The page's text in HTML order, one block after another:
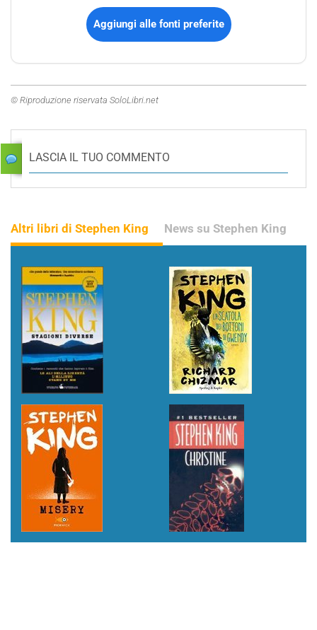
Aggiungi alle fonti preferite
© Riproduzione riservata SoloLibri.net
LASCIA IL TUO COMMENTO
Altri libri di Stephen King News su Stephen King